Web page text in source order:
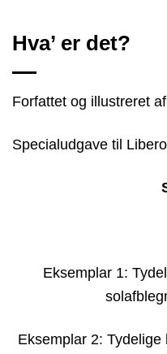
Hva’ er det?
Forfattet og illustreret
Specialudgave til
Eksemplar 1:
Eksemplar 2: